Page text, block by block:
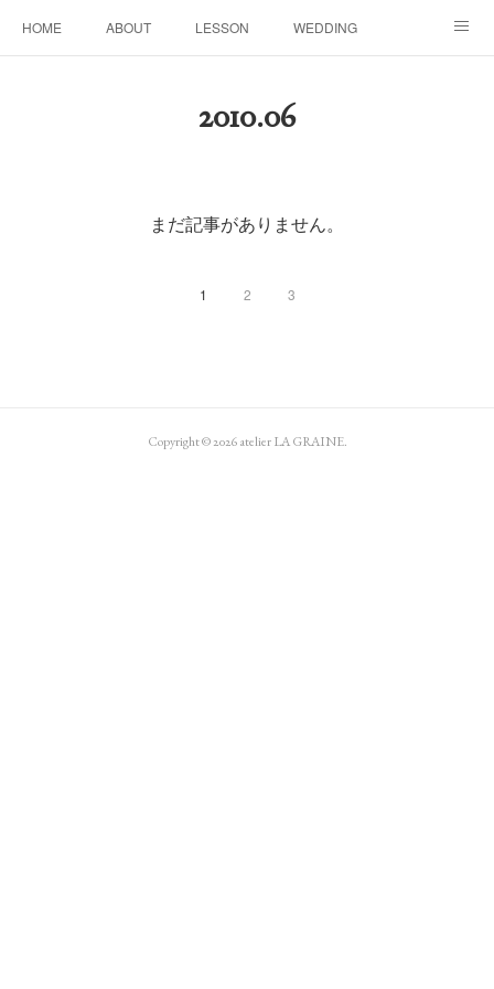
HOME ABOUT LESSON WEDDING
2010.06
まだ記事がありません。
1 2 3
Copyright ©2026atelier LA GRAINE.